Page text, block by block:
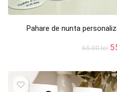
Pahare de nunta
65.00lei